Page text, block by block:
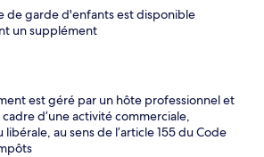
de garde d'enfants est disponible
un supplément
est géré par un hôte professionnel et
d’une activité commerciale,
au sens de l’article 155 du Code